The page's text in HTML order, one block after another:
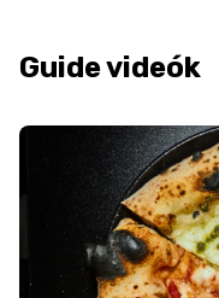
Guide videók